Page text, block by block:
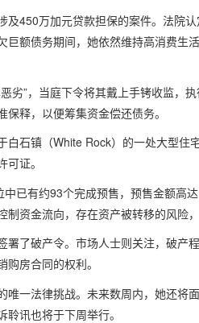
及450万加元贷款担保的案件。法院
巨额债务期间，她依然维持高消费生
劣”，当庭下令将其戴上手铐收监，
释，以便筹集资金偿还债务。
白石镇（White Rock）的一处大型住
证。
已有约93个完成预售，预售金额高
资金流向，存在资产被转移的风险
署了破产令。市场人士则关注，破产
房合同的权利。
唯一法律挑战。未来数周内，她还将
讯也将于下周举行。